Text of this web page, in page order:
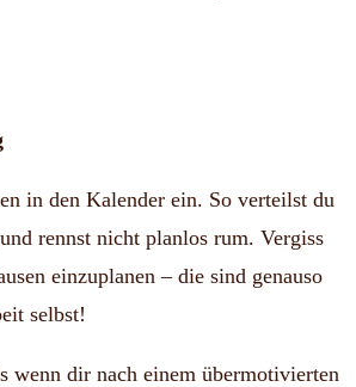
in den Kalender ein. So verteilst du
rennst nicht planlos rum. Vergiss
einzuplanen – die sind genauso
selbst!
wenn dir nach einem übermotivierten